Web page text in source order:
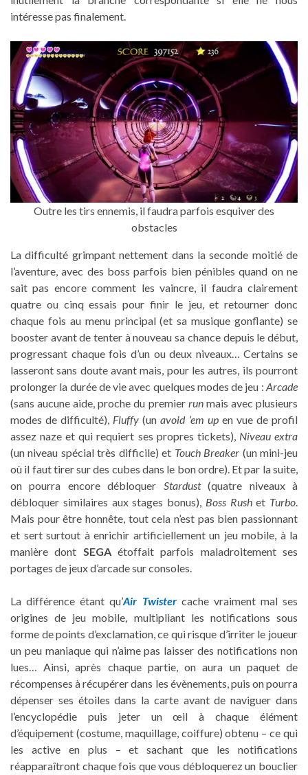
intéresse pas finalement.
Outre les tirs ennemis, il faudra parfois esquiver des
obstacles
La difficulté grimpant nettement dans la seconde moitié de
l’aventure, avec des boss parfois bien pénibles quand on ne
sait pas encore comment les vaincre, il faudra clairement
quatre ou cinq essais pour finir le jeu, et retourner donc
chaque fois au menu principal (et sa musique gonflante) se
booster avant de tenter à nouveau sa chance depuis le début,
progressant chaque fois d’un ou deux niveaux… Certains se
lasseront sans doute avant mais, pour les autres, ils pourront
prolonger la durée de vie avec quelques modes de jeu : Arcade
(sans aucune aide, proche du premier runmais avec plusieurs
modes de difficulté), Fluffy (unavoid ’em upen vue de profil
assez naze et qui requiert ses propres tickets), Niveau extra
(un niveau spécial très difficile) et Touch Breaker (un mini-jeu
où il faut tirer sur des cubes dans le bon ordre). Et par la suite,
on pourra encore débloquer Stardust(quatre niveaux à
débloquer similaires aux stages bonus), Boss Rushet Turbo.
Mais pour être honnête, tout cela n’est pas bien passionnant
et sert surtout à enrichir artificiellement un jeu mobile, à la
manière dont SEGAétoffait parfois maladroitement ses
portages de jeux d’arcade sur consoles.
La différence étant qu’Air Twistercache vraiment mal ses
origines de jeu mobile, multipliant les notifications sous
forme de points d’exclamation, ce qui risque d’irriter le joueur
un peu maniaque qui n’aime pas laisser des notifications non
lues… Ainsi, après chaque partie, on aura un paquet de
récompenses à récupérer dans les évènements, puis on pourra
dépenser ses étoiles dans la carte avant de naviguer dans
l’encyclopédie puis jeter un œil à chaque élément
d’équipement (costume, maquillage, coiffure) obtenu – ce qui
les active en plus – et sachant que les notifications
réapparaîtront chaque fois que vous débloquerez un bouclier